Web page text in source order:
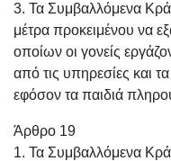
3. Τα Συμβαλλόμενα
μέτρα προκειμένου να
οποίων οι γονείς
από τις υπηρεσίες και
εφόσον τα παιδιά
Άρθρο 19
1. Τα Συμβαλλόμενα